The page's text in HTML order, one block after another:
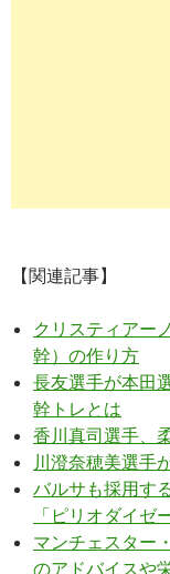
【関連記事】
クリスティアー
幹）の作り方
長友選手が本田
幹トレとは
香川真司選手、
川澄奈穂美選手
バルサも採用す
「ピリオダイゼ
マンチェスター
のアドバイスや